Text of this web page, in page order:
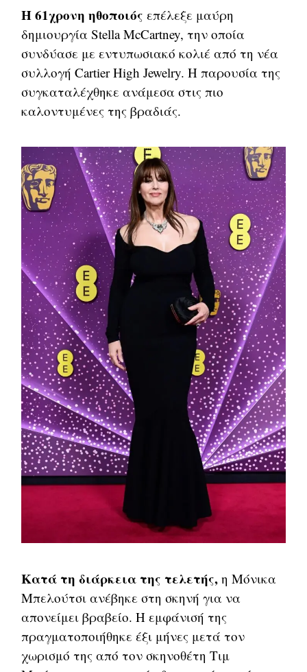
Η 61χρονη ηθοποιόςεπέλεξε μαύρη
δημιουργία Stella McCartney, την οποία
συνδύασε με εντυπωσιακό κολιέ από τη νέα
συλλογή Cartier High Jewelry. Η παρουσία της
συγκαταλέχθηκε ανάμεσα στις πιο
καλοντυμένες της βραδιάς.
Κατά τη διάρκεια της τελετής, η Μόνικα
Μπελούτσι ανέβηκε στη σκηνή για να
απονείμει βραβείο. Η εμφάνισή της
πραγματοποιήθηκε έξι μήνες μετά τον
χωρισμό της από τον σκηνοθέτη Τιμ